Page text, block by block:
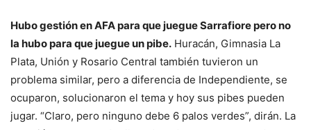
Hubo gestión en AFA para que juegue Sarrafiore pero no
la hubo para que juegue un pibe. Huracán, Gimnasia La
Plata, Unión y Rosario Central también tuvieron un
problema similar, pero a diferencia de Independiente, se
ocuparon, solucionaron el tema y hoy sus pibes pueden
jugar. “Claro, pero ninguno debe 6 palos verdes”, dirán. La